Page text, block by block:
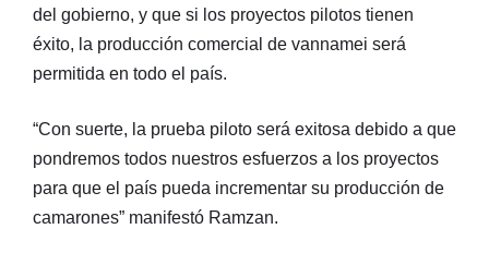
del gobierno, y que si los proyectos pilotos tienen
éxito, la producción comercial de vannamei será
permitida en todo el país.
“Con suerte, la prueba piloto será exitosa debido a que
pondremos todos nuestros esfuerzos a los proyectos
para que el país pueda incrementar su producción de
camarones” manifestó Ramzan.